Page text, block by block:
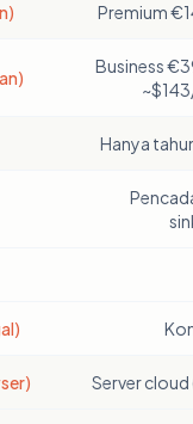
Premium
Business
Hanya
Server